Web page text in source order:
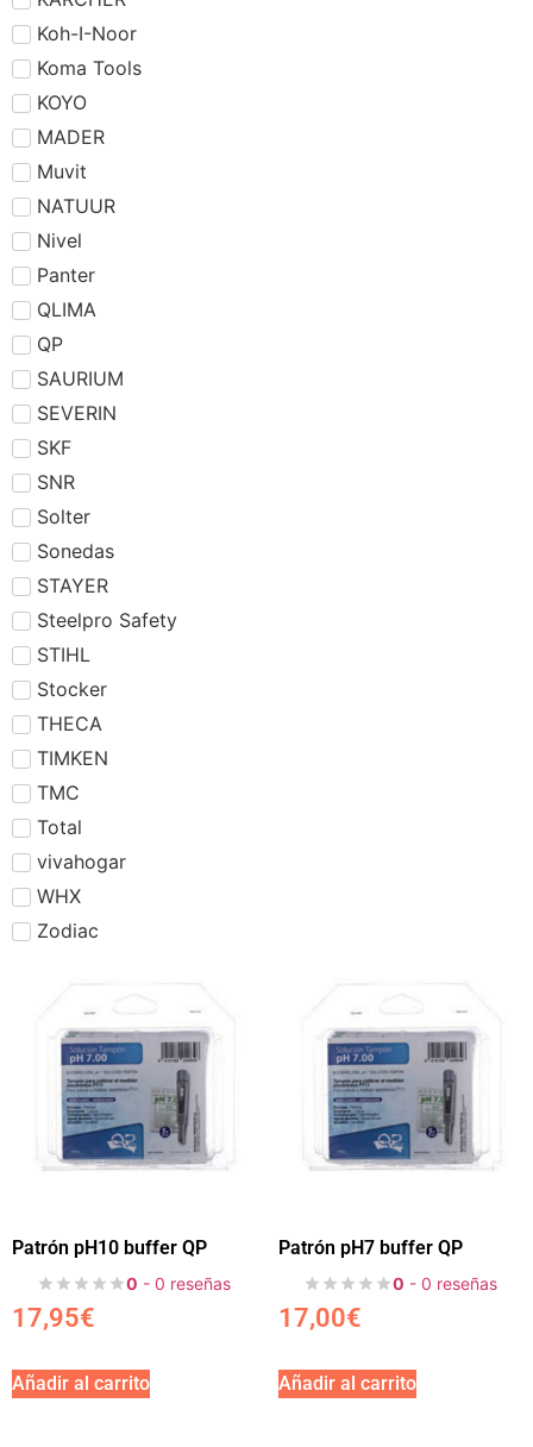
Koh-I-Noor
Koma Tools
KOYO
MADER
Muvit
NATUUR
Nivel
Panter
QLIMA
QP
SAURIUM
SEVERIN
SKF
SNR
Solter
Sonedas
STAYER
Steelpro Safety
STIHL
Stocker
THECA
TIMKEN
TMC
Total
vivahogar
WHX
Zodiac
Patrón pH10 buffer QP
0 - 0 reseñas
17,95€
Añadir al carrito
Patrón pH7 buffer QP
0 - 0 reseñas
17,00€
Añadir al carrito